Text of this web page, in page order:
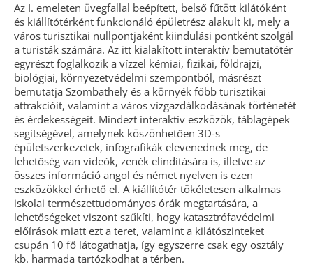
Az I. emeleten üvegfallal beépített, belső fűtött kilátóként
és kiállítótérként funkcionáló épületrész alakult ki, mely a
város turisztikai nullpontjaként kiindulási pontként szolgál
a turisták számára. Az itt kialakított interaktív bemutatótér
egyrészt foglalkozik a vízzel kémiai, fizikai, földrajzi,
biológiai, környezetvédelmi szempontból, másrészt
bemutatja Szombathely és a környék főbb turisztikai
attrakcióit, valamint a város vízgazdálkodásának történetét
és érdekességeit. Mindezt interaktív eszközök, táblagépek
segítségével, amelynek köszönhetően 3D-s
épületszerkezetek, infografikák elevenednek meg, de
lehetőség van videók, zenék elindítására is, illetve az
összes információ angol és német nyelven is ezen
eszközökkel érhető el. A kiállítótér tökéletesen alkalmas
iskolai természettudományos órák megtartására, a
lehetőségeket viszont szűkíti, hogy katasztrófavédelmi
előírások miatt ezt a teret, valamint a kilátószinteket
csupán 10 fő látogathatja, így egyszerre csak egy osztály
kb. harmada tartózkodhat a térben.